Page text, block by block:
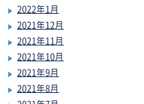
2022年1月
2021年12月
2021年11月
2021年10月
2021年9月
2021年8月